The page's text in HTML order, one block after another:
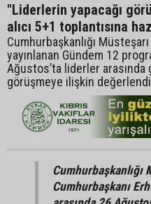
"Liderlerin yapacağı
alıcı 5+1 toplantısına
Cumhurbaşkanlığı
yayınlanan Gündem 12
Ağustos’ta liderler
görüşmeye ilişkin
Cumhurbaşkanlığı
Cumhurbaşkanı